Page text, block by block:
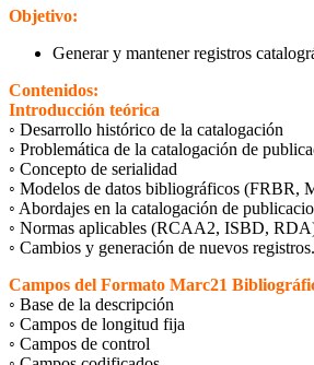
Objetivo:
Generar y mantener registros
Contenidos:
Introducción teórica
◦ Desarrollo histórico de la catalogación
◦ Problemática de la catalogación de
◦ Concepto de serialidad
◦ Modelos de datos bibliográficos (FRBR,
◦ Abordajes en la catalogación de
◦ Normas aplicables (RCAA2, ISBD,
◦ Cambios y generación de nuevos registros.
Campos del Formato Marc21
◦ Base de la descripción
◦ Campos de longitud fija
◦ Campos de control